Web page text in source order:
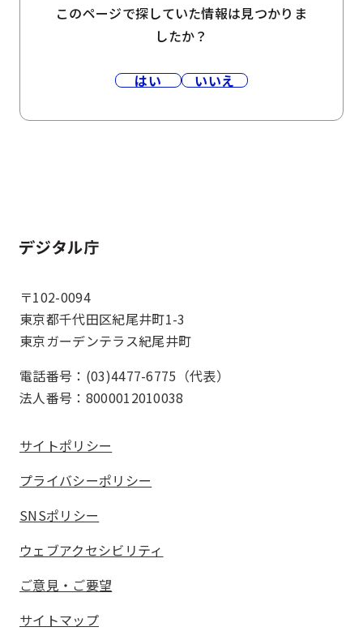
このページで探していた情報は見つかりま
したか？
はい いいえ
ホーム
〒102-0094
東京都千代田区紀尾井町1-3
東京ガーデンテラス紀尾井町
電話番号：(03)4477-6775（代表）
法人番号：8000012010038
サイトポリシー
プライバシーポリシー
SNSポリシー
ウェブアクセシビリティ
ご意見・ご要望
サイトマップ